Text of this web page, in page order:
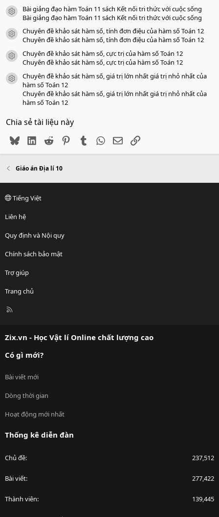
icon tài liệu
Bài giảng đạo hàm Toán 11 sách Kết nối tri thức với cuộc sống
Bài giảng đạo hàm Toán 11 sách Kết nối tri thức với cuộc sống
icon tài liệu
Chuyên đề khảo sát hàm số, tính đơn điệu của hàm số Toán 12
Chuyên đề khảo sát hàm số, tính đơn điệu của hàm số Toán 12
icon tài liệu
Chuyên đề khảo sát hàm số, cực trị của hàm số Toán 12
Chuyên đề khảo sát hàm số, cực trị của hàm số Toán 12
icon tài liệu
Chuyên đề khảo sát hàm số, giá trị lớn nhất giá trị nhỏ nhất của
hàm số Toán 12
Chuyên đề khảo sát hàm số, giá trị lớn nhất giá trị nhỏ nhất của
hàm số Toán 12
Chia sẻ tài liệu này
BlueskyLinkedIn
Reddit PinterestTumblr WhatsApp
EmailLink
Giáo án Địa lí 10
Tiếng Việt
Liên hệ
Quy định và Nội quy
Chính sách bảo mật
Trợ giúp
Trang chủ
R
Zix.vn - Học Vật lí Online chất lượng cao
Có gì mới?
Bài viết mới
Dòng thời gian
Hoạt động mới nhất
Thống kê diễn đàn
Chủ đề 237,512
Bài viết 277,422
Thành viên 139,445